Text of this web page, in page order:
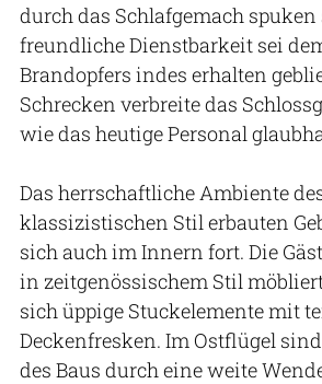
durch das Schlafgemach spuken
freundliche Dienstbarkeit sei
Brandopfers indes erhalten
Schrecken verbreite das
wie das heutige Personal
Das herrschaftliche Ambiente
klassizistischen Stil erbauten
sich auch im Innern fort. Die
in zeitgenössischem Stil
sich üppige Stuckelemente mit
Deckenfresken. Im Ostflügel
des Baus durch eine weite